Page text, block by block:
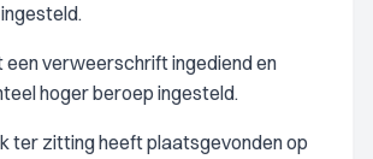
een verweerschrift ingediend en
hoger beroep ingesteld.
ter zitting heeft plaatsgevonden op